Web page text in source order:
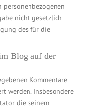
nicht gesetzlich
des für die
Blog auf der
Kommentare
werden. Insbesondere
die seinem